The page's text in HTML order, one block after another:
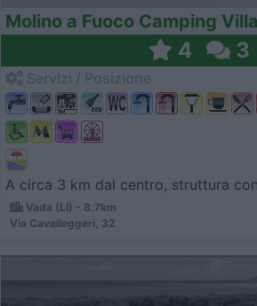
Molino a Fuoco Camping
4 3
A circa 3 km dal centro, struttura
Vada (LI) - 8.7km
Via Cavalleggeri, 32